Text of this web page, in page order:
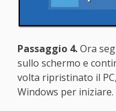
Passaggio 4.Ora
sullo schermo e
volta ripristinato il
Windows per iniziare.